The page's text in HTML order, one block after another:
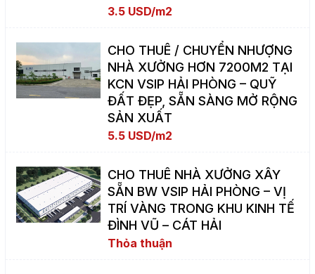
3.5 USD/m2
CHO THUÊ / CHUYỂN NHƯỢNG
NHÀ XƯỞNG HƠN 7200M2 TẠI
KCN VSIP HẢI PHÒNG – QUỸ
ĐẤT ĐẸP, SẴN SÀNG MỞ RỘNG
SẢN XUẤT
5.5 USD/m2
CHO THUÊ NHÀ XƯỞNG XÂY
SẴN BW VSIP HẢI PHÒNG – VỊ
TRÍ VÀNG TRONG KHU KINH TẾ
ĐÌNH VŨ – CÁT HẢI
Thỏa thuận